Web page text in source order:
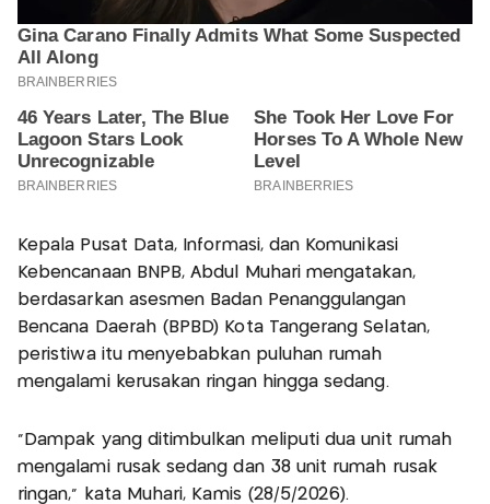
Kepala Pusat Data, Informasi, dan Komunikasi
Kebencanaan BNPB, Abdul Muhari mengatakan,
berdasarkan asesmen Badan Penanggulangan
Bencana Daerah (BPBD) Kota Tangerang Selatan,
peristiwa itu menyebabkan puluhan rumah
mengalami kerusakan ringan hingga sedang.
"Dampak yang ditimbulkan meliputi dua unit rumah
mengalami rusak sedang dan 38 unit rumah rusak
ringan," kata Muhari, Kamis (28/5/2026).